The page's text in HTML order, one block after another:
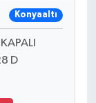
Konyaaltı
D